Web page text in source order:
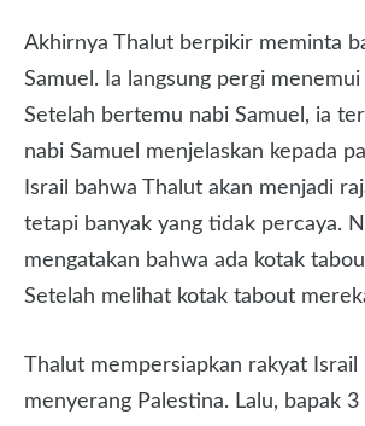
Akhirnya Thalut berpikir meminta
Samuel. Ia langsung pergi
Setelah bertemu nabi Samuel, ia
nabi Samuel menjelaskan kepada
Israil bahwa Thalut akan menjadi
tetapi banyak yang tidak percaya.
mengatakan bahwa ada kotak
Setelah melihat kotak tabout
Thalut mempersiapkan rakyat Israil
menyerang Palestina. Lalu, bapak 3